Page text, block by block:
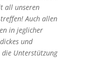
all unseren
Auch allen
in jeglicher
und
die Unterstützung